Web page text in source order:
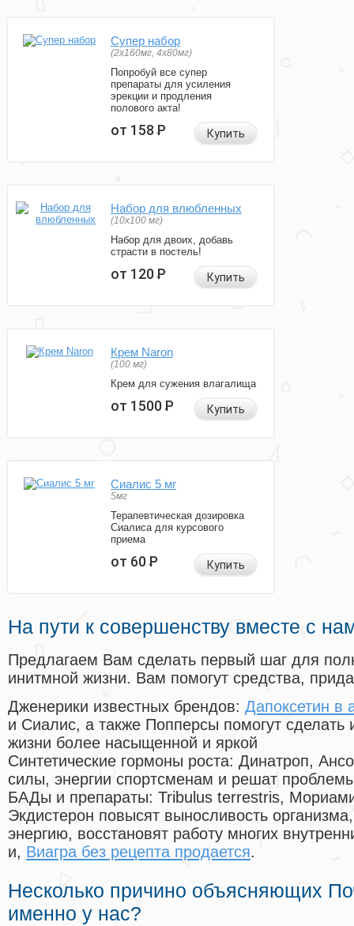
Супер набор
(2х160мг, 4х80мг)
Попробуй все супер
препараты для усиления
эрекции и продления
полового акта!
от 158Р Купить
Набор для влюбленных
(10х100 мг)
Набор для двоих, добавь
страсти в постель!
от 120Р Купить
Крем Naron
(100 мг)
Крем для сужения влагалища
от 1500Р Купить
Сиалис 5 мг
5мг
Терапевтическая дозировка
Сиалиса для курсового
приема
от 60Р Купить
На пути к совершенству вместе с
Предлагаем Вам сделать первый шаг для
инитмной жизни. Вам помогут средства,
Дженерики известных брендов: Дапоксетин в
и Сиалис, а также Попперсы помогут
жизни более насыщенной и яркой
Синтетические гормоны роста: Динатроп,
силы, энергии спортсменам и решат
БАДы и препараты: Tribulus terrestris,
Экдистерон повысят выносливость
энергию, восстановят работу многих
и, Виагра без рецепта продается.
Несколько причино объясняющих
именно у нас?